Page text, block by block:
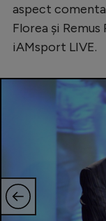
aspect
Florea și Remus
iAMsport LIVE.